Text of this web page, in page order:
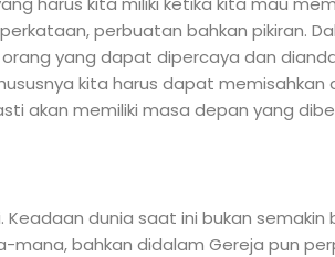
perbuatan bahkan pikiran.
yang dapat dipercaya dan
kita harus dapat memisahkan
akan memiliki masa depan yang
dunia saat ini bukan semakin
bahkan didalam Gereja pun